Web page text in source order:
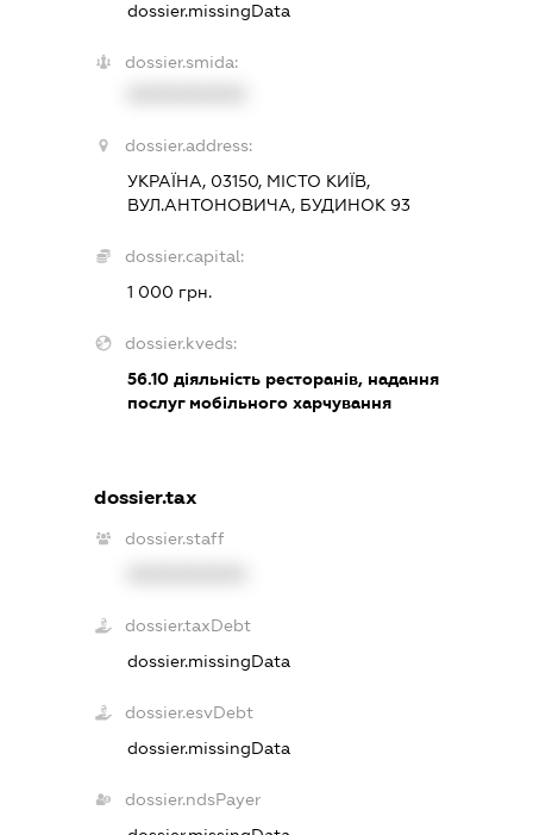
dossier.missingData
dossier.smida:
dossier.address:
УКРАЇНА, 03150, МІСТО КИЇВ,
ВУЛ.АНТОНОВИЧА, БУДИНОК 93
dossier.capital:
1 000 грн.
dossier.kveds:
56.10діяльність ресторанів, надання
послуг мобільного харчування
dossier.tax
dossier.staff
dossier.taxDebt
dossier.missingData
dossier.esvDebt
dossier.missingData
dossier.ndsPayer